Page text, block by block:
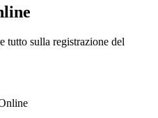
tutto sulla registrazione del